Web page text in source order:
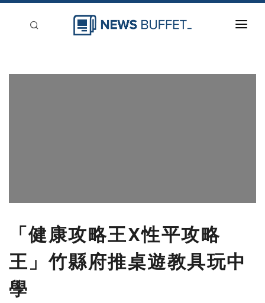
「健康攻略王X性平攻略
王」竹縣府推桌遊教具玩中
學